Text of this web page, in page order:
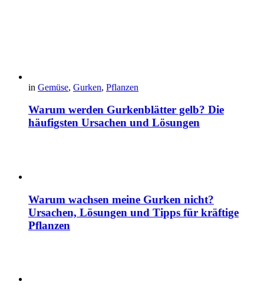
in Gemüse, Gurken, Pflanzen
Warum werden Gurkenblätter gelb? Die
häufigsten Ursachen und Lösungen
Warum wachsen meine Gurken nicht?
Ursachen, Lösungen und Tipps für kräftige
Pflanzen